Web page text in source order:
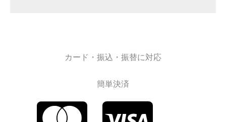
カード・振込・振替に対応
簡単決済